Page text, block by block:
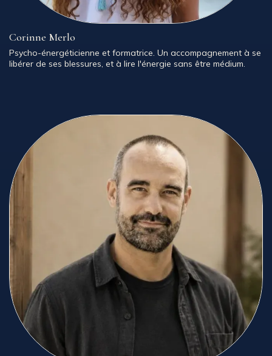
Corinne Merlo
Psycho-énergéticienne et formatrice. Un accompagnement à se
libérer de ses blessures, et à lire l'énergie sans être médium.